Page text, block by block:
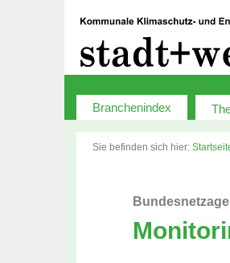
Branchenindex
Sie befinden sich hier: